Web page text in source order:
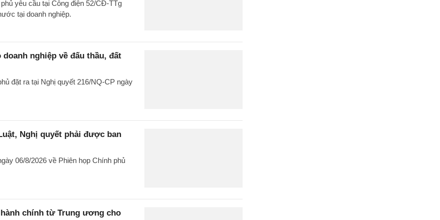
yêu cầu tại Công điện 52/CĐ-TTg
tại doanh nghiệp.
nghiệp về đấu thầu, đất
đặt ra tại Nghị quyết 216/NQ-CP ngày
Nghị quyết phải được ban
06/8/2026 về Phiên họp Chính phủ
hành chính từ Trung ương cho